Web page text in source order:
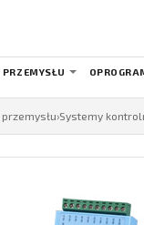
›Systemy